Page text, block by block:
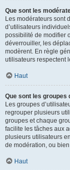
Que sont les
Les modérateurs sont
d’utilisateurs
possibilité de modifier
déverrouiller, les
modèrent. En règle
utilisateurs respectent
Haut
Que sont les groupes
Les groupes
regrouper plusieurs
groupes et chaque
facilite les tâches aux
plusieurs utilisateurs
de modération, ou
Haut